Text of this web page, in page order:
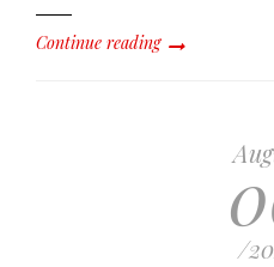
Continue reading
/